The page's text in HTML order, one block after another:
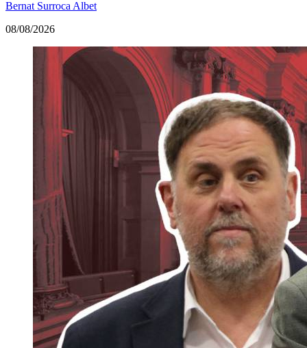
Bernat Surroca Albet
08/08/2026